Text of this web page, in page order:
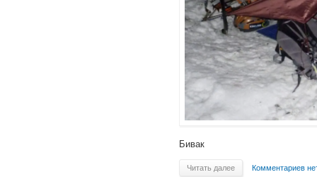
Бивак
Читать далее Комментариев